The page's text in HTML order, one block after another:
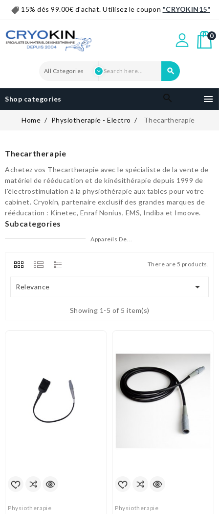
15% dés 99.00€ d'achat. Utilisez le coupon "CRYOKIN15"
0

Shop categories 
Home Physiotherapie - Electro Thecartherapie
Thecartherapie
Achetez vos Thecartherapie avec le spécialiste de la vente de
matériel de rééducation et de kinésithérapie depuis 1999 de
l'électrostimulation à la physiothérapie aux tables pour votre
cabinet. Cryokin, partenaire exclusif des grandes marques de
rééducation : Kinetec, Enraf Nonius, EMS, Indiba et Imoove.
Subcategories
Appareils De...
There are 5 products.
Relevance 
Showing 1-5 of 5 item(s)
Physiotherapie
Physiotherapie